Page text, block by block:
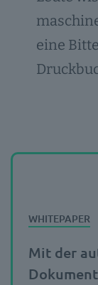
eine
Mit der